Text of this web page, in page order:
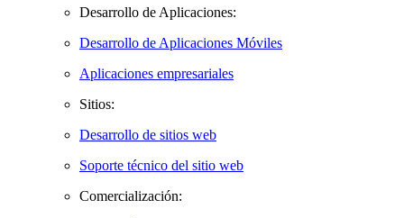
Desarrollo de Aplicaciones:
Desarrollo de Aplicaciones Móviles
Aplicaciones empresariales
Sitios:
Desarrollo de sitios web
Soporte técnico del sitio web
Comercialización: